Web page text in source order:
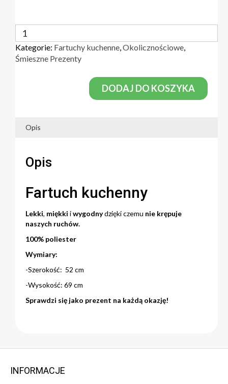
ilość
Fartuch
kuchenny
na
Patelni
Kategorie: Fartuchy kuchenne,Okolicznościowe,
Śmieszne Prezenty
DODAJ DO KOSZYKA
Opis
Opis
Fartuch kuchenny
Lekki, miękki iwygodnydzięki czemu nie krępuje
naszych ruchów.
100% poliester
Wymiary:
-Szerokość: 52 cm
-Wysokość: 69 cm
Sprawdzi się jako prezent na każdą okazję!
INFORMACJE